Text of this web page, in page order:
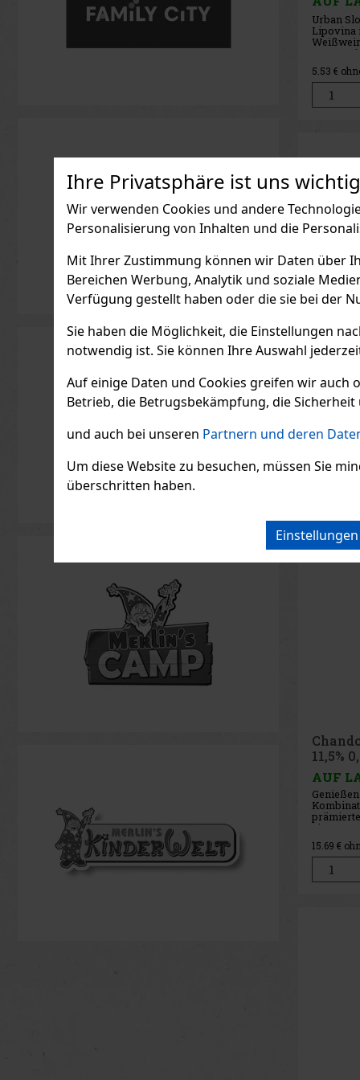
Ihre Privatsphäre ist uns
Wir verwenden Cookies und andere
Personalisierung von Inhalten und die
Mit Ihrer Zustimmung können wir Daten über
Bereichen Werbung, Analytik und soziale
Verfügung gestellt haben oder die sie bei der
Sie haben die Möglichkeit, die Einstellungen
notwendig ist. Sie können Ihre Auswahl
Auf einige Daten und Cookies greifen wir
Betrieb, die Betrugsbekämpfung, die Sicherheit
und auch bei unseren Partnern und deren
Um diese Website zu besuchen, müssen Sie
überschritten haben.
Urban
Lipovina
der
URBAN
5.53 €
AUF
Eleganz
11,5%
AUF
einem
Likörs
aus
Weingut
15.69 €